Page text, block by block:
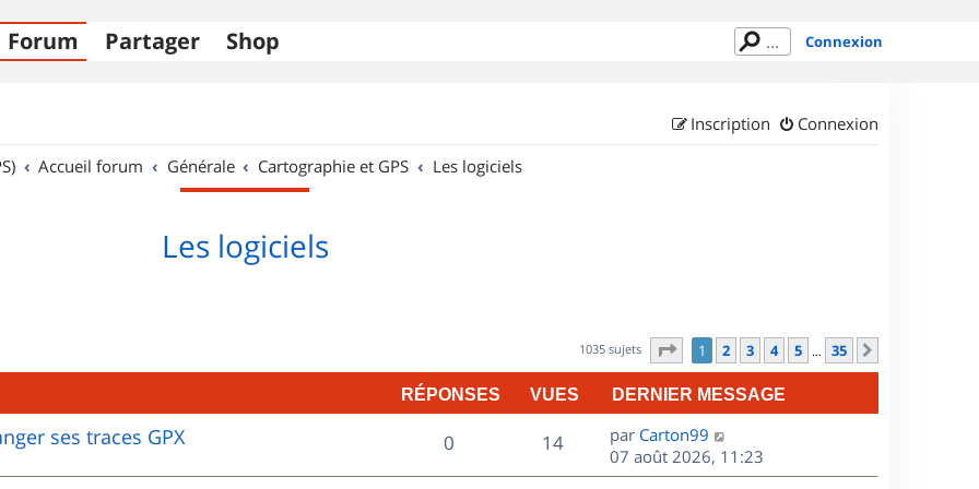
Forum Partager Shop Connexion
Connexion
Inscription
Accueil forum Générale Cartographie et GPS Les logiciels
Les logiciels
1035 sujets Page sur35
1 2 3 4 5 … 35
RÉPONSES VUES DERNIER MESSAGE
ses traces GPX 0R
é
14V
u
D
e
r
par Carton99
07 août 2026, 11:23